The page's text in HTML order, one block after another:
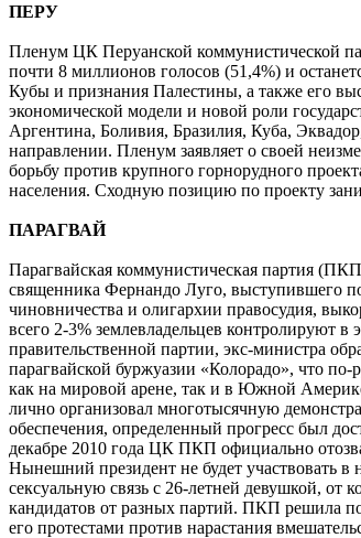
ПЕРУ
Пленум ЦК Перуанской коммунистической
почти 8 миллионов голосов (51,4%) и
Кубы и признания Палестины, а также его
экономической модели и новой роли
Аргентина, Боливия, Бразилия, Куба,
направлении. Пленум заявляет о своей
борьбу против крупного горнорудного
населения. Сходную позицию по проекту
ПАРАГВАЙ
Парагвайская коммунистическая партия
священника Фернандо Луго, выступившего
чиновничества и олигархии правосудия,
всего 2-3% землевладельцев контролируют
правительственной партии, экс-министра
парагвайской буржуазии «Колорадо», что
как на мировой арене, так и в Южной
лично организовал многотысячную
обеспечения, определенный прогресс был
декабре 2010 года ЦК ПКП официально
Нынешний президент не будет участвовать
сексуальную связь с 26-летней девушкой, от
кандидатов от разных партий. ПКП решила
его протестами против нарастания